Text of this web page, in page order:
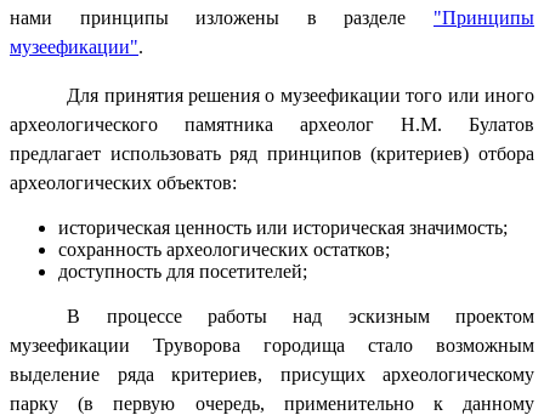
нами принципы изложены в разделе "Принципы
музеефикации".
Для принятия решения о музеефикации того или иного
археологического памятника археолог Н.М. Булатов
предлагает использовать ряд принципов (критериев) отбора
археологических объектов:
историческая ценность или историческая значимость;
сохранность археологических остатков;
доступность для посетителей;
В процессе работы над эскизным проектом
музеефикации Труворова городища стало возможным
выделение ряда критериев, присущих археологическому
парку (в первую очередь, применительно к данному